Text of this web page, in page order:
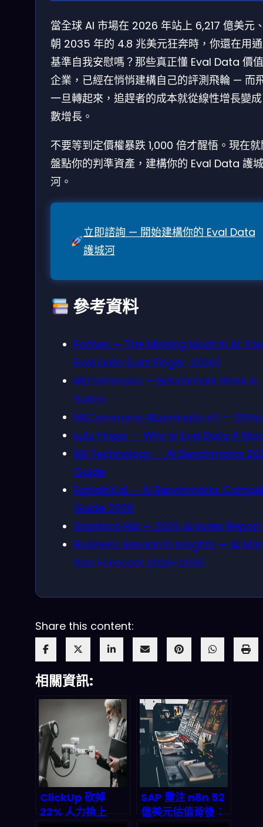
當全球 AI 市場在 2026 年站上 6,217 億美元
朝 2035 年的 4.8 兆美元狂奔時，你還在用
基準自我安慰嗎？那些真正懂 Eval Data 價
企業，已經在悄悄建構自己的評測飛輪 — 而
一旦轉起來，追趕者的成本就從線性增長變
數增長。
不要等到定價權暴跌 1,000 倍才醒悟。現在
盤點你的判準資產，建構你的 Eval Data 護城
河。
立即諮詢 — 開始建構你的 Eval Data
護城河
參考資料
Forbes — The Missing Moat In AI:
Eval Data (Lutz Finger, 2026)
MLCommons — Benchmark Work &
Suites
MLCommons AILuminate v1.1 —
Lutz Finger — Why Is Eval Data A
Kili Technology — AI Benchmarks
Guide
ExplainX.ai — AI Benchmarks
Guide 2026
Stanford HAI — 2026 AI Index Report
Business Research Insights — AI
Size Forecast 2026-2035
Share this content:
相關資訊:
ClickUp 砍掉
22% 人力換上
SAP 重注 n8n 52
億美元估值背後：